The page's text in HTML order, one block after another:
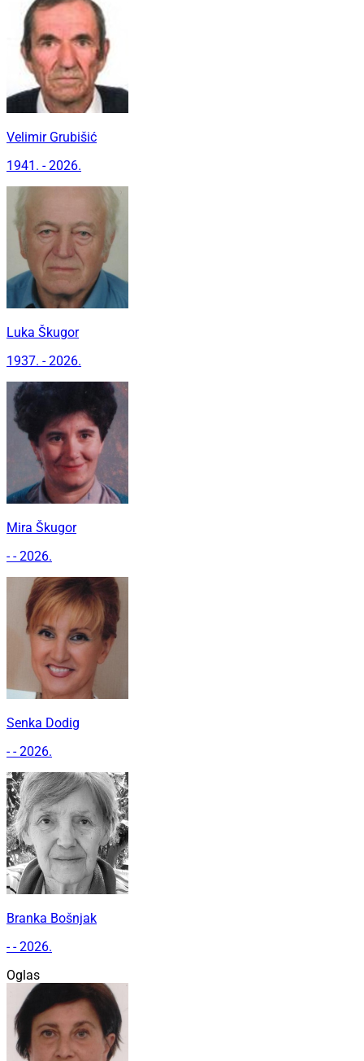
Velimir Grubišić
1941. - 2026.
Luka Škugor
1937. - 2026.
Mira Škugor
- - 2026.
Senka Dodig
- - 2026.
Branka Bošnjak
- - 2026.
Oglas